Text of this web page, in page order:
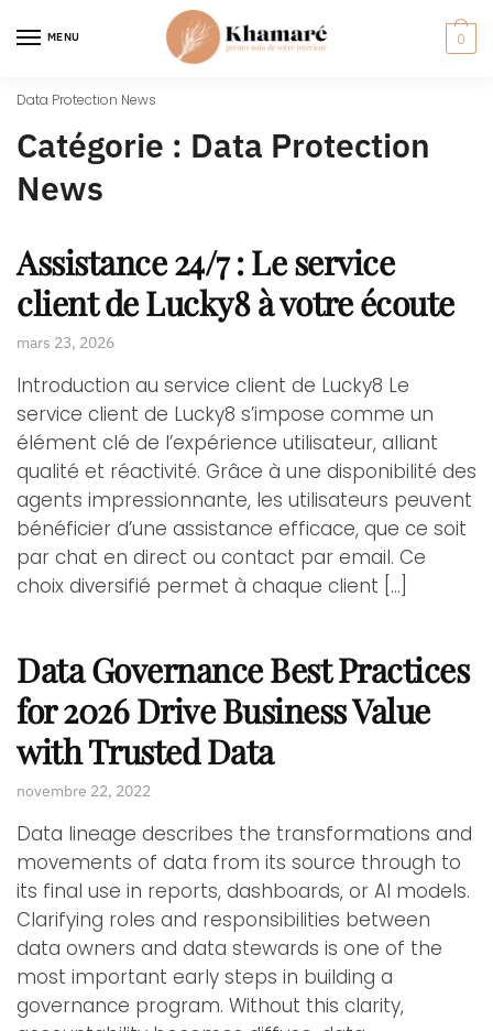
MENU 0
Data Protection News
Catégorie : Data Protection
News
Assistance 24/7 : Le service
client de Lucky8 à votre écoute
mars 23, 2026
Introduction au service client de Lucky8 Le
service client de Lucky8 s’impose comme un
élément clé de l’expérience utilisateur, alliant
qualité et réactivité. Grâce à une disponibilité des
agents impressionnante, les utilisateurs peuvent
bénéficier d’une assistance efficace, que ce soit
par chat en direct ou contact par email. Ce
choix diversifié permet à chaque client […]
Data Governance Best Practices
for 2026 Drive Business Value
with Trusted Data
novembre 22, 2022
Data lineage describes the transformations and
movements of data from its source through to
its final use in reports, dashboards, or AI models.
Clarifying roles and responsibilities between
data owners and data stewards is one of the
most important early steps in building a
governance program. Without this clarity,